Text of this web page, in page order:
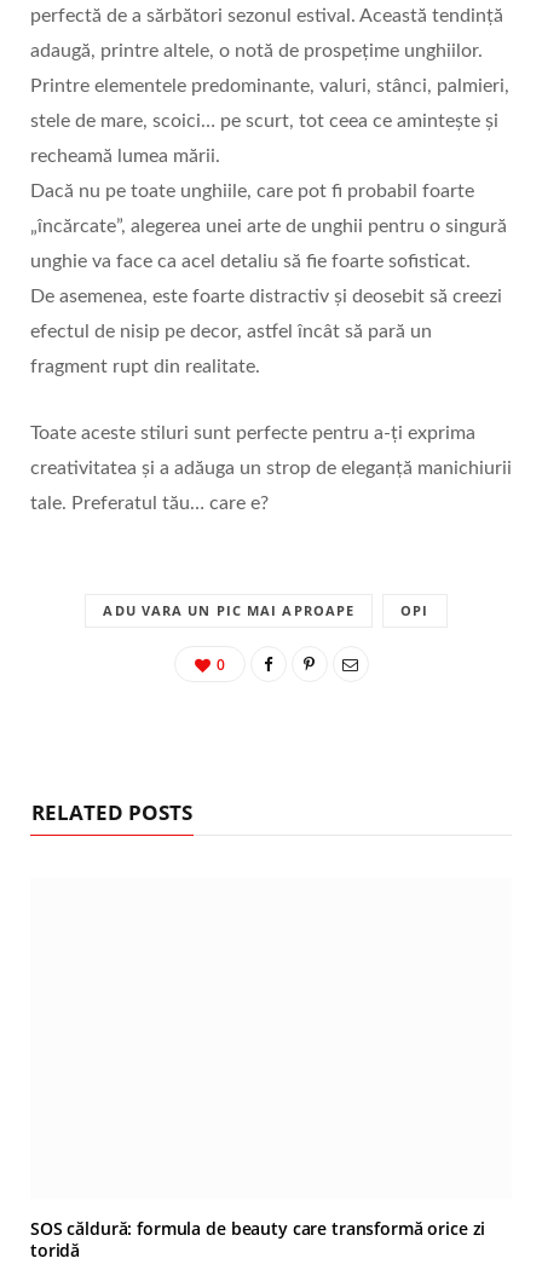
perfectă de a sărbători sezonul estival. Această tendință
adaugă, printre altele, o notă de prospețime unghiilor.
Printre elementele predominante, valuri, stânci, palmieri,
stele de mare, scoici… pe scurt, tot ceea ce amintește și
recheamă lumea mării.
Dacă nu pe toate unghiile, care pot fi probabil foarte
„încărcate”, alegerea unei arte de unghii pentru o singură
unghie va face ca acel detaliu să fie foarte sofisticat.
De asemenea, este foarte distractiv și deosebit să creezi
efectul de nisip pe decor, astfel încât să pară un
fragment rupt din realitate.
Toate aceste stiluri sunt perfecte pentru a-ți exprima
creativitatea și a adăuga un strop de eleganță manichiurii
tale. Preferatul tău… care e?
ADU VARA UN PIC MAI APROAPE OPI
0
RELATED POSTS
SOS căldură: formula de beauty care transformă orice zi
toridă